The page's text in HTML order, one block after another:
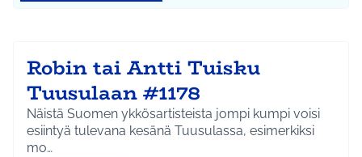
Robin tai Antti Tuisku
Tuusulaan #1178
Näistä Suomen ykkösartisteista jompi kumpi voisi
esiintyä tulevana kesänä Tuusulassa, esimerkiksi
mo…